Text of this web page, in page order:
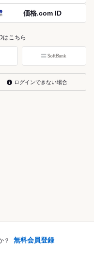
価格.com ID
はこちら
ログインできない場合
？ 無料会員登録